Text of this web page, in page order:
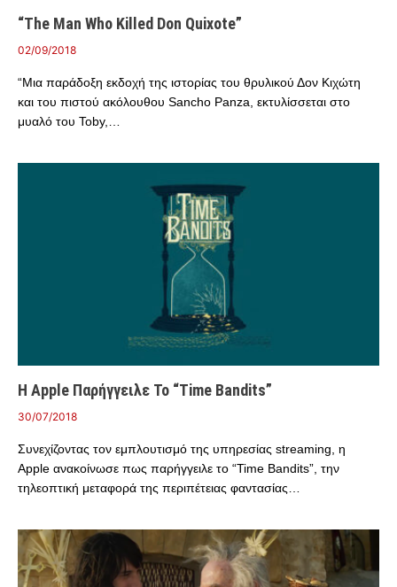
“The Man Who Killed Don Quixote”
02/09/2018
“Μια παράδοξη εκδοχή της ιστορίας του θρυλικού Δον Κιχώτη
και του πιστού ακόλουθου Sancho Panza, εκτυλίσσεται στο
μυαλό του Toby,…
Η Apple Παρήγγειλε Το “Time Bandits”
30/07/2018
Συνεχίζοντας τον εμπλουτισμό της υπηρεσίας streaming, η
Apple ανακοίνωσε πως παρήγγειλε το “Time Bandits”, την
τηλεοπτική μεταφορά της περιπέτειας φαντασίας…